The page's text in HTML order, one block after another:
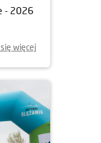
- 2026
więcej